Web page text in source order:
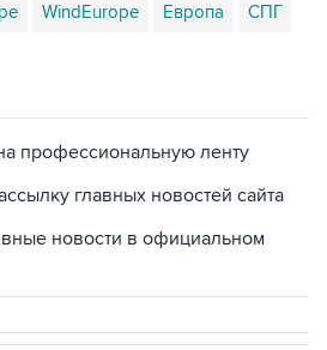
WindEurope Европа СПГ
профессиональную ленту
главных новостей сайта
новости в официальном